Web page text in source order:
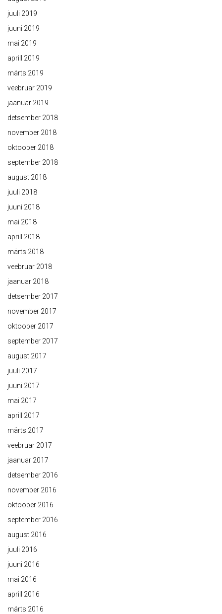
juuli 2019
juuni 2019
mai 2019
aprill 2019
märts 2019
veebruar 2019
jaanuar 2019
detsember 2018
november 2018
oktoober 2018
september 2018
august 2018
juuli 2018
juuni 2018
mai 2018
aprill 2018
märts 2018
veebruar 2018
jaanuar 2018
detsember 2017
november 2017
oktoober 2017
september 2017
august 2017
juuli 2017
juuni 2017
mai 2017
aprill 2017
märts 2017
veebruar 2017
jaanuar 2017
detsember 2016
november 2016
oktoober 2016
september 2016
august 2016
juuli 2016
juuni 2016
mai 2016
aprill 2016
märts 2016